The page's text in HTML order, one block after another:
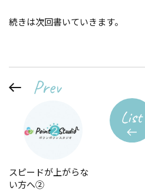
続きは次回書いていきます。
スピードが上がらな
い方へ②